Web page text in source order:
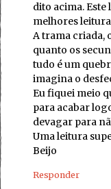
dito acima. Este
melhores
A trama criada,
quanto os
tudo é um
imagina o
Eu fiquei meio
para acabar
devagar para
Uma leitura
Beijo
Responder